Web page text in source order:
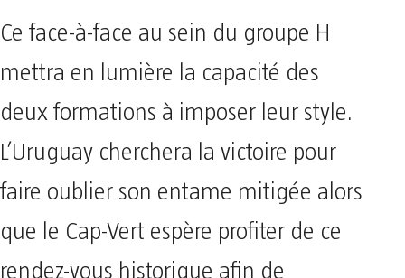
Ce face-à-face au sein du groupe H
mettra en lumière la capacité des
deux formations à imposer leur style.
L’Uruguay cherchera la victoire pour
faire oublier son entame mitigée alors
que le Cap-Vert espère profiter de ce
rendez-vous historique afin de